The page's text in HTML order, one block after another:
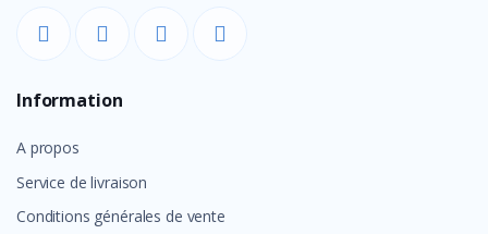
Information
A propos
Service de livraison
Conditions générales de vente